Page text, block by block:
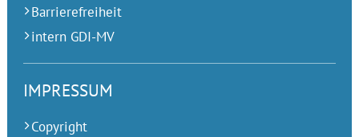
Barrierefreiheit
intern GDI-MV
IMPRESSUM
Copyright